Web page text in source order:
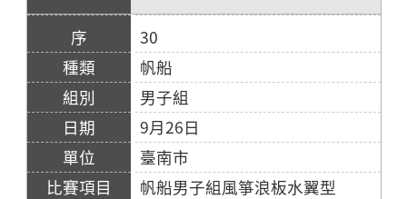
30
帆船
男子組
9月26日
臺南市
帆船男子組風箏浪板水翼型